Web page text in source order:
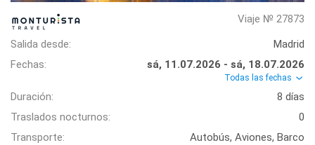
Viaje № 27873
Salida desde:
Madrid
Fechas:
sá, 11.07.2026 - sá, 18.07.2026
Todas las fechas
Duración:
8 días
Traslados nocturnos:
0
Transporte:
Autobús, Aviones, Barco